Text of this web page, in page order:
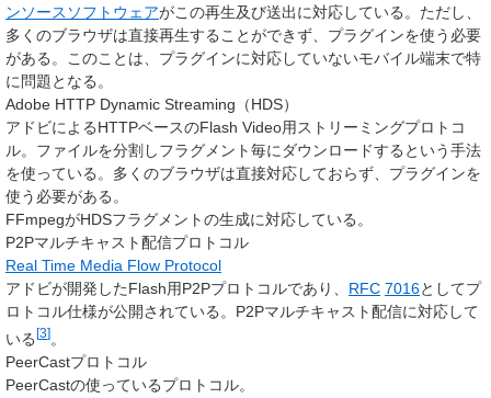
ンソースソフトウェアがこの再生及び送出に対応している。ただし、
多くのブラウザは直接再生することができず、プラグインを使う必要
がある。このことは、プラグインに対応していないモバイル端末で特
に問題となる。
Adobe HTTP Dynamic Streaming（HDS）
アドビによるHTTPベースのFlash Video用ストリーミングプロトコ
ル。ファイルを分割しフラグメント毎にダウンロードするという手法
を使っている。多くのブラウザは直接対応しておらず、プラグインを
使う必要がある。
FFmpegがHDSフラグメントの生成に対応している。
P2Pマルチキャスト配信プロトコル
Real Time Media Flow Protocol
アドビが開発したFlash用P2Pプロトコルであり、 RFC 7016としてプ
ロトコル仕様が公開されている。P2Pマルチキャスト配信に対応して
いる [3] 。
PeerCastプロトコル
PeerCastの使っているプロトコル。